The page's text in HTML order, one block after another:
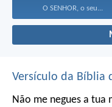
O SENHOR, o seu...
Versículo da Bíblia
Não me negues a tua